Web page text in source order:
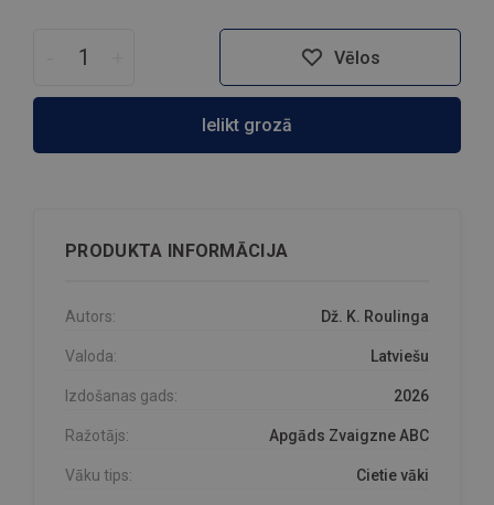
Vēlos
Ielikt grozā
PRODUKTA INFORMĀCIJA
Autors: Dž. K. Roulinga
Valoda: Latviešu
Izdošanas gads: 2026
Ražotājs: Apgāds Zvaigzne ABC
Vāku tips: Cietie vāki